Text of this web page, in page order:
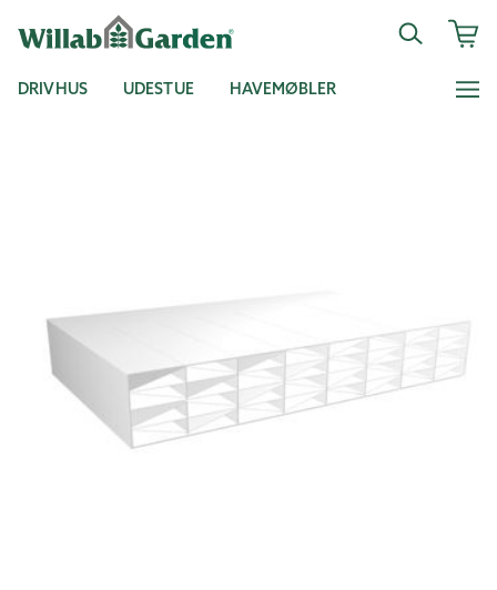
DRIVHUS UDESTUE HAVEMØBLER